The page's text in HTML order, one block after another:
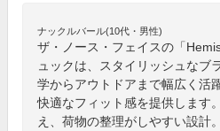
ナックルバール(10代・男性)
ザ・ノース・フェイスの「
ュックは、スタイリッシュなブ
学からアウトドアまで幅広く活
快適なフィット感を提供します
え、荷物の整理がしやすい設計